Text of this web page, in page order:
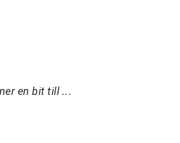
en bit till ...